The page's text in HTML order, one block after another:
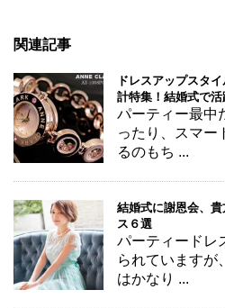
関連記事
ドレスアップスタ
計特集！結婚式で活
パーティー最中
ったり、スマー
るのもち ...
結婚式に謝恩会、
ス６選
パーティードレ
られていますが
はかなり ...